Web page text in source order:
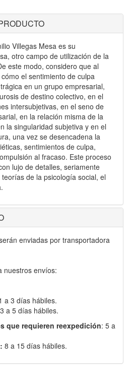
Villegas Mesa es su
otro campo de utilización de la
este modo, considero que al
el sentimiento de culpa
en un grupo empresarial,
de destino colectivo, en el
intersubjetivas, en el seno de
en la relación misma de la
la singularidad subjetiva y en el
una vez se desencadena la
sentimientos de culpa,
al fracaso. Este proceso
lujo de detalles, seriamente
de la psicología social, el
enviadas por transportadora
nuestros envíos:
a 3 días hábiles.
a 5 días hábiles.
que requieren reexpedición: 5 a
8 a 15 días hábiles.